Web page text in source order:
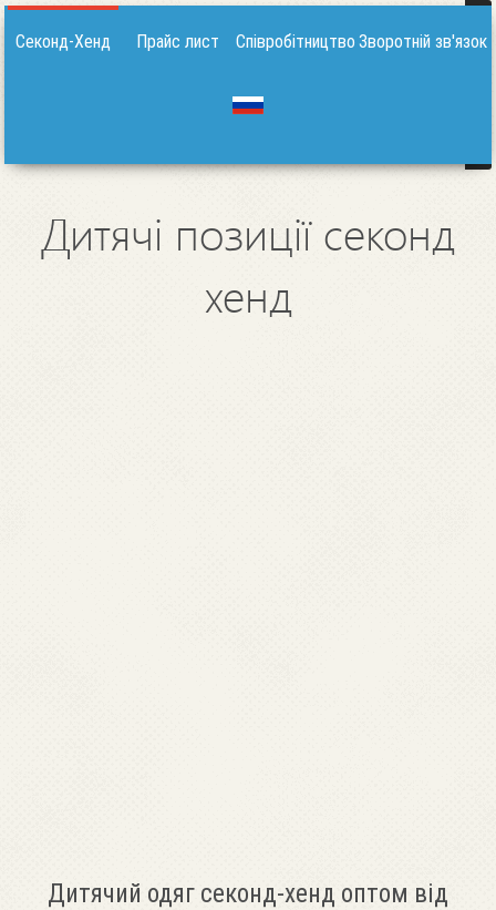
Секонд-Хенд Прайс лист Співробітництво Зворотній зв'язок
Дитячі позиції секонд
хенд
Дитячий одяг секонд-хенд оптом від